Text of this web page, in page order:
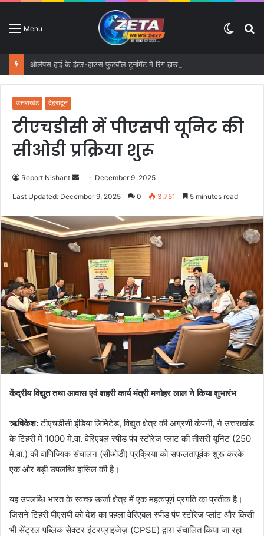
Menu
Switch
ओलंपस हाई के इंटर-हाउस फुटबॉल टूर्नामेंट में रिग हाउस बना चैंपियन
उत्तराखंड देहरादून
टीएचडीसी में पीएसपी यूनिट की
सीओडी प्रक्रिया शुरू
Report Nishant
a
n
i
l
December 9, 2025
Last Updated: December 9, 2025 0 3,751 5 minutes read
केंद्रीय विद्युत तथा आवास एवं शहरी कार्य मंत्री मनोहर लाल ने किया शुभारंभ
ऋषिकेश:टीएचडीसी इंडिया लिमिटेड, विद्युत क्षेत्र की अग्रणी कंपनी, ने उत्तराखंड
के टिहरी में 1000 मे.वा. वेरिएबल स्पीड पंप स्टोरेज प्लांट की तीसरी यूनिट (250
मे.वा.) की वाणिज्यिक संचालन (सीओडी) प्रक्रिया को सफलतापूर्वक शुरू करके
एक और बड़ी उपलब्धि हासिल की है।
यह उपलब्धि भारत के स्वच्छ ऊर्जा क्षेत्र में एक महत्वपूर्ण प्रगति का प्रतीक है।
जिसने टिहरी पीएसपी को देश का पहला वेरिएबल स्पीड पंप स्टोरेज प्लांट और किसी
भी सेंट्रल पब्लिक सेक्टर इंटरप्राइजेज़ (CPSE) द्वारा संचालित किया जा रहा